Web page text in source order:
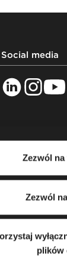
Zezwól
Zezwól
plików
Social media